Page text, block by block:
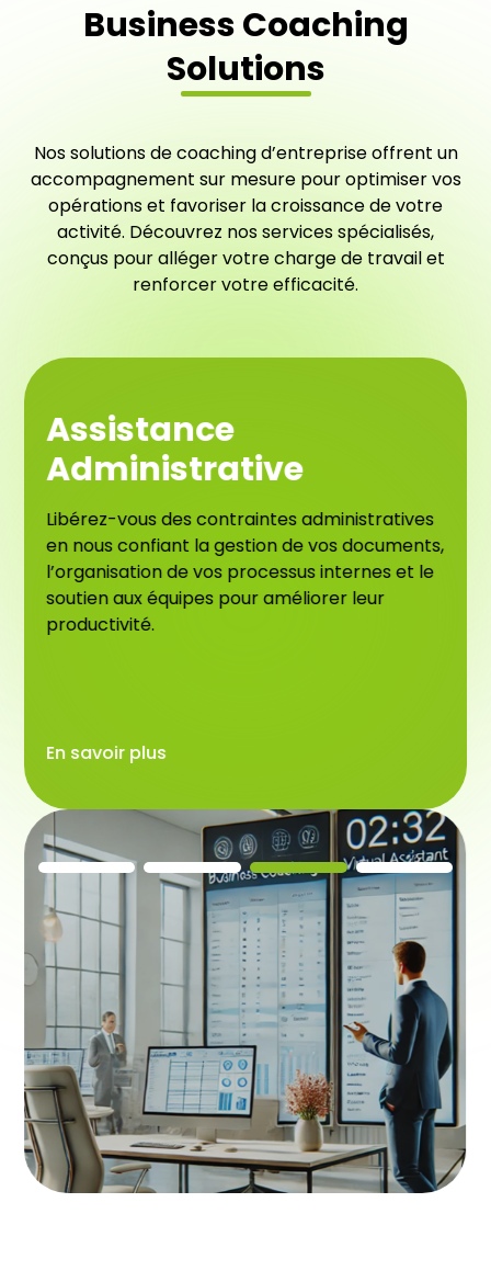
Business Coaching
Solutions
Nos solutions de coaching d’entreprise offrent un
accompagnement sur mesure pour optimiser vos
opérations et favoriser la croissance de votre
activité. Découvrez nos services spécialisés,
conçus pour alléger votre charge de travail et
renforcer votre efficacité.
Assistance
Administrative
Libérez-vous des contraintes administratives
en nous confiant la gestion de vos documents,
l’organisation de vos processus internes et le
soutien aux équipes pour améliorer leur
productivité.
En savoir plus